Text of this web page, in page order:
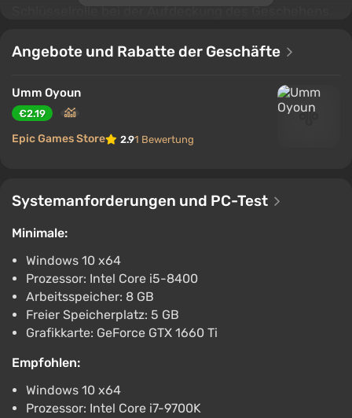
Kerzen beleuchtet, und das Vorankommen in der
Finden versteckter Details verbunden. Manchmal
wird das ruhige Studium von plötzlichen
Spannung erhöht und den Weg zur Lösung in eine
Angebote und Rabatte der Geschäfte
Umm Oyoun
€2.19
Epic Games Store 2.91 Bewertung
Systemanforderungen und PC-Test
Minimale:
Windows 10 x64
Prozessor: Intel Core i5-8400
Arbeitsspeicher: 8 GB
Freier Speicherplatz: 5 GB
Grafikkarte: GeForce GTX 1660 Ti
Empfohlen:
Windows 10 x64
Prozessor: Intel Core i7-9700K